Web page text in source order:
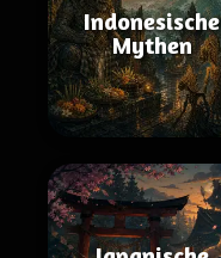
Indonesische
Mythen